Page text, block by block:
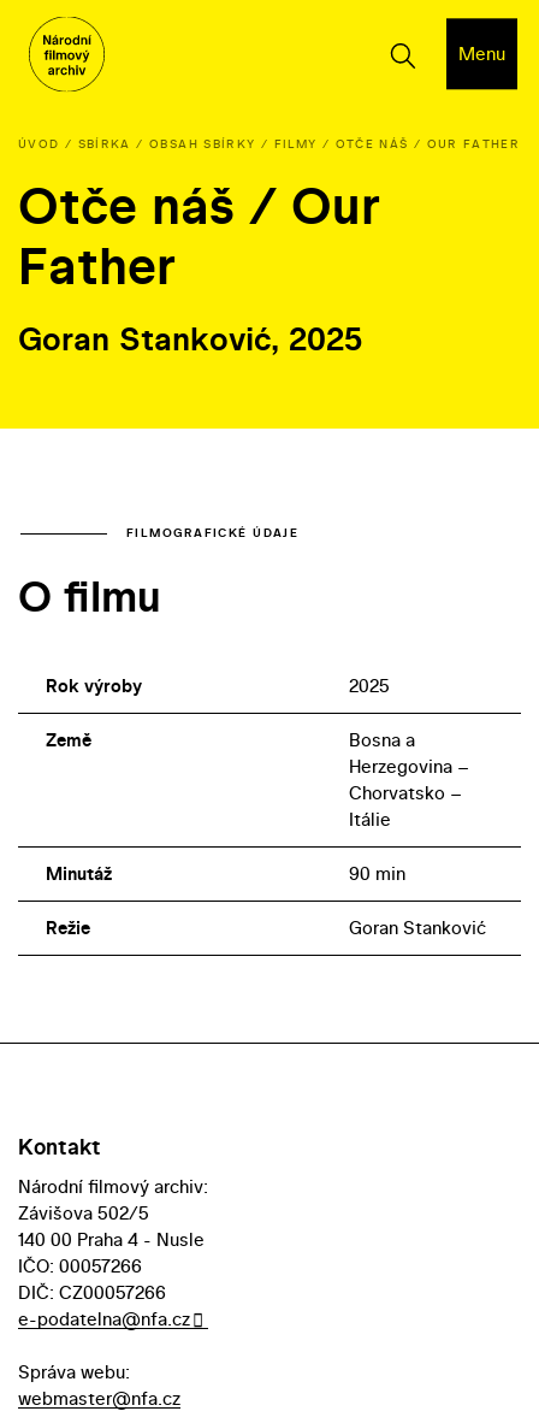
Menu
ÚVOD SBÍRKA OBSAH SBÍRKY FILMY OTČE NÁŠ / OUR FATHER
Otče náš / Our
Father
Goran Stanković, 2025
FILMOGRAFICKÉ ÚDAJE
O filmu
Rok výroby 2025
Země
Bosna a
Herzegovina –
Chorvatsko –
Itálie
Minutáž 90 min
Režie Goran Stanković
Kontakt
Národní filmový archiv:
Závišova 502/5
140 00 Praha 4 - Nusle
IČO: 00057266
DIČ: CZ00057266
e-podatelna@nfa.cz
Správa webu:
webmaster@nfa.cz